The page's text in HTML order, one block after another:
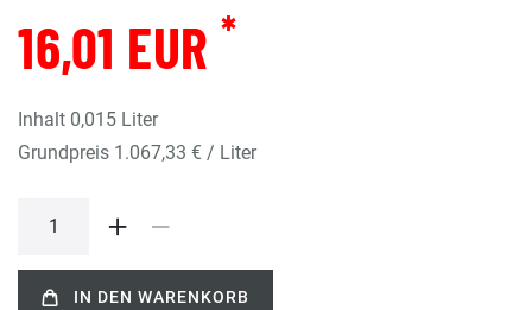
16,01 EUR *
Inhalt 0,015 Liter
Grundpreis 1.067,33 € / Liter
IN DEN WARENKORB